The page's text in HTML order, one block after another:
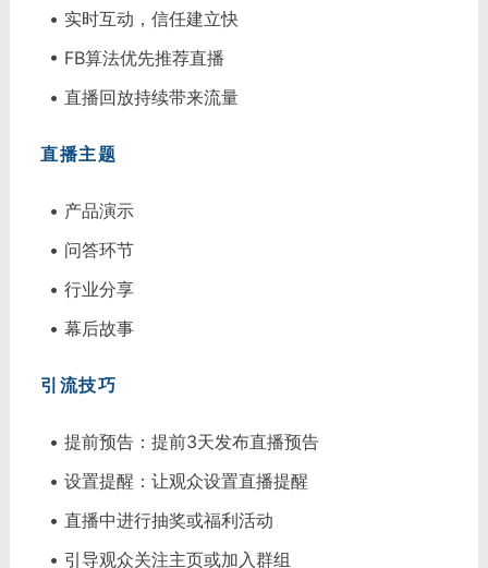
• 实时互动，信任建立快
• FB算法优先推荐直播
• 直播回放持续带来流量
直播主题
• 产品演示
• 问答环节
• 行业分享
• 幕后故事
引流技巧
• 提前预告：提前3天发布直播预告
• 设置提醒：让观众设置直播提醒
• 直播中进行抽奖或福利活动
• 引导观众关注主页或加入群组